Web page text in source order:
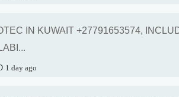
IN KUWAIT +27791653574,
1 day ago